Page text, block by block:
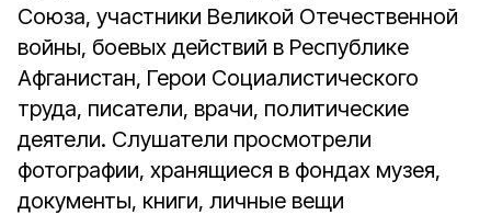
Союза, участники Великой Отечественной
войны, боевых действий в Республике
Афганистан, Герои Социалистического
труда, писатели, врачи, политические
деятели. Слушатели просмотрели
фотографии, хранящиеся в фондах музея,
документы, книги, личные вещи